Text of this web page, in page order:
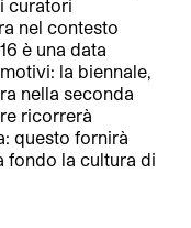
curatori
nel contesto
è una data
la biennale,
nella seconda
ricorrerà
questo fornirà
fondo la cultura di